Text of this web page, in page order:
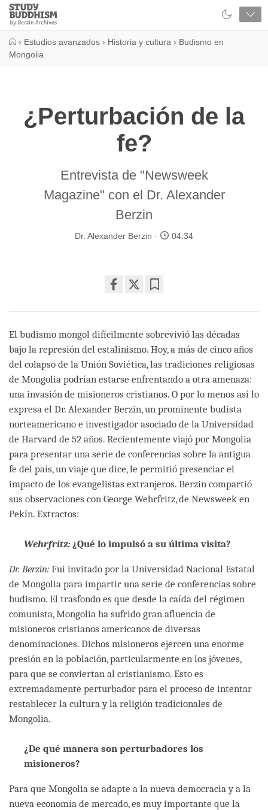
Close
Study
Buddhism
› Estudios avanzados › Historia y cultura › Budismo en
Mongolia
¿Perturbación de la
fe?
Entrevista de "Newsweek
Magazine" con el Dr. Alexander
Berzin
Dr. Alexander Berzin 04:34
on
facebook
El budismo mongol difícilmente sobrevivió las décadas
bajo la represión del estalinismo. Hoy, a más de cinco años
del colapso de la Unión Soviética, las tradiciones religiosas
de Mongolia podrían estarse enfrentando a otra amenaza:
una invasión de misioneros cristianos. O por lo menos así lo
expresa el Dr. Alexander Berzin, un prominente budista
norteamericano e investigador asociado de la Universidad
de Harvard de 52 años. Recientemente viajó por Mongolia
para presentar una serie de conferencias sobre la antigua
fe del país, un viaje que dice, le permitió presenciar el
impacto de los evangelistas extranjeros. Berzin compartió
sus observaciones con George Wehrfritz, de Newsweek en
Pekín. Extractos:
Wehrfritz: ¿Qué lo impulsó a su última visita?
Dr. Berzin: Fui invitado por la Universidad Nacional Estatal
de Mongolia para impartir una serie de conferencias sobre
budismo. El trasfondo es que desde la caída del régimen
comunista, Mongolia ha sufrido gran afluencia de
misioneros cristianos americanos de diversas
denominaciones. Dichos misioneros ejercen una enorme
presión en la población, particularmente en los jóvenes,
para que se conviertan al cristianismo. Esto es
extremadamente perturbador para el proceso de intentar
restablecer la cultura y la religión tradicionales de
Mongolia.
¿De qué manera son perturbadores los
misioneros?
Para que Mongolia se adapte a la nueva democracia y a la
nueva economía de mercado, es muy importante que la